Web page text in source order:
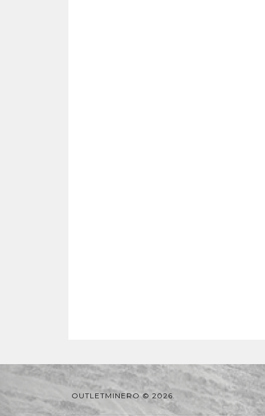
OUTLETMINERO © 2026.